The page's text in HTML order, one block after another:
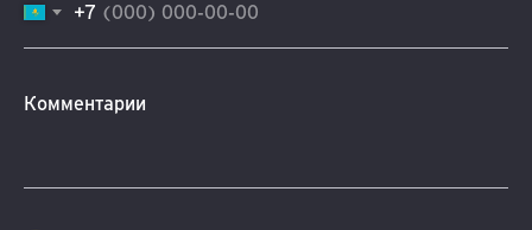
+7
Комментарии